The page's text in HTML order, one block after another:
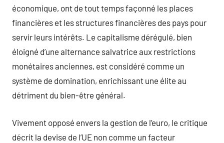
économique, ont de tout temps façonné les places
financières et les structures financières des pays pour
servir leurs intérêts. Le capitalisme dérégulé, bien
éloigné d’une alternance salvatrice aux restrictions
monétaires anciennes, est considéré comme un
système de domination, enrichissant une élite au
détriment du bien-être général.
Vivement opposé envers la gestion de l’euro, le critique
décrit la devise de l’UE non comme un facteur